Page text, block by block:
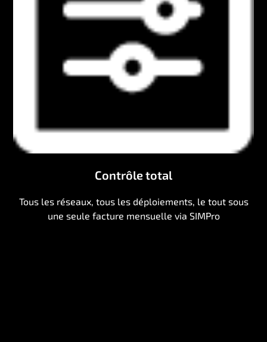
Contrôle total
Tous les réseaux, tous les déploiements, le tout sous
une seule facture mensuelle via SIMPro